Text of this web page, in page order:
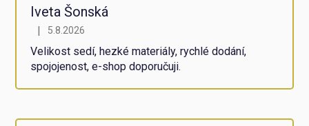
Iveta Šonská
Hodnocení obchodu je 5 z 5 hvězdiček.
| 5.8.2026
Velikost sedí, hezké materiály, rychlé dodání,
spojojenost, e-shop doporučuji.